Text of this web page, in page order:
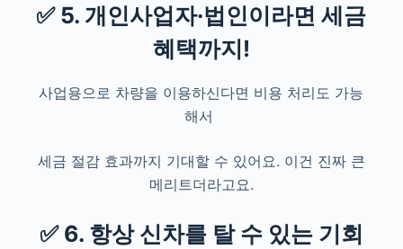
✅ 5. 개인사업자·법인이라면 세금
혜택까지!
사업용으로 차량을 이용하신다면 비용 처리도 가능
해서
세금 절감 효과까지 기대할 수 있어요. 이건 진짜 큰
메리트더라고요.
✅ 6. 항상 신차를 탈 수 있는 기회